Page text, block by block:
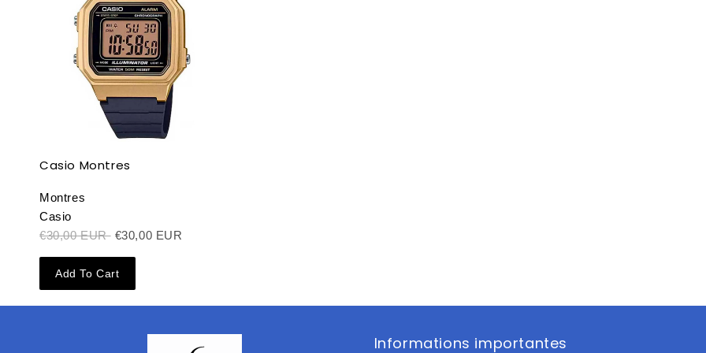
Casio Montres
Montres
Casio
€30,00 EUR €30,00 EUR
Add To Cart
Informations importantes